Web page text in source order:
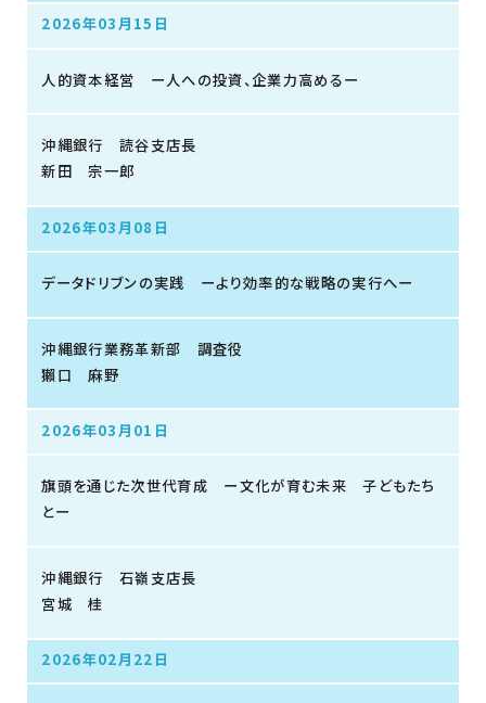
2026年03月15日
人的資本経営 ー人への投資、企業力高めるー
沖縄銀行 読谷支店長
新田 宗一郎
2026年03月08日
データドリブンの実践 ーより効率的な戦略の実行へー
沖縄銀行業務革新部 調査役
獺口 麻野
2026年03月01日
旗頭を通じた次世代育成 ー文化が育む未来 子どもたち
とー
沖縄銀行 石嶺支店長
宮城 桂
2026年02月22日